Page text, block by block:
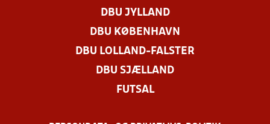
DBU JYLLAND
DBU KØBENHAVN
DBU LOLLAND-FALSTER
DBU SJÆLLAND
FUTSAL